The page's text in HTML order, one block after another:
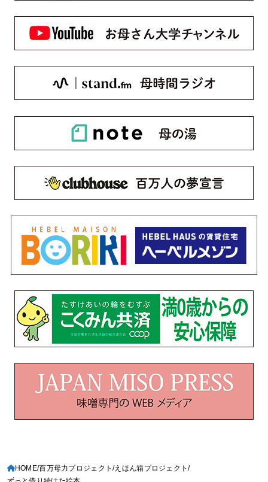
HOME 百万母力プロジェクト えほん箱プロジェクト